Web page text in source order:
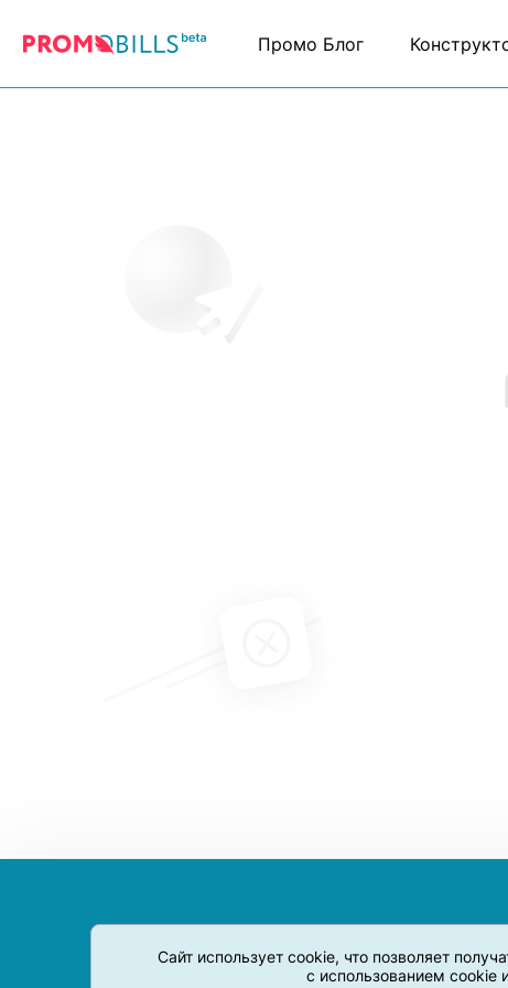
Сайт использует cookie, что позволяет
с использованием cookie
Промо Блог